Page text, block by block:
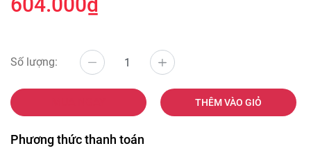
Số lượng:
THÊM VÀO GIỎ
Phương thức thanh toán